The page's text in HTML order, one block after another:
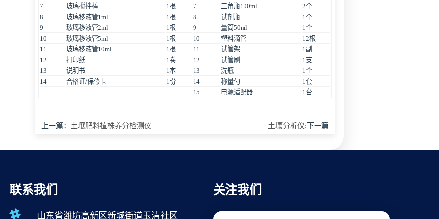
7 玻璃搅拌棒 1根 7 三角瓶100ml
2个
8
玻璃移液管1ml 1根 8 试剂瓶
1个
9
玻璃移液管2ml 1根 9 量筒50ml
1个
10
玻璃移液管5ml 1根 10 塑料滴管
12根
11
玻璃移液管10ml 1根 11 试管架
1副
12
打印纸 1卷 12 试管刷
1支
13
说明书 1本 13 洗瓶
1个
14
合格证/保修卡 1份 14 称量勺
1套
15
电源适配器 1台
上一篇： 土壤肥料植株养分检测仪 土壤分析仪:下一篇
联系我们
山东省潍坊高新区新城街道玉清社区
关注我们